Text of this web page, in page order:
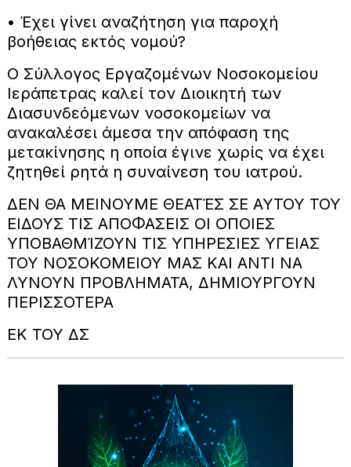
• Έχει γίνει αναζήτηση για παροχή
βοήθειας εκτός νομού?
Ο Σύλλογος Εργαζομένων Νοσοκομείου
Ιεράπετρας καλεί τον Διοικητή των
Διασυνδεόμενων νοσοκομείων να
ανακαλέσει άμεσα την απόφαση της
μετακίνησης η οποία έγινε χωρίς να έχει
ζητηθεί ρητά η συναίνεση του ιατρού.
ΔΕΝ ΘΑ ΜΕΙΝΟΥΜΕ ΘΕΑΤΈΣ ΣΕ ΑΥΤΟΥ ΤΟΥ
ΕΙΔΟΥΣ ΤΙΣ ΑΠΟΦΑΣΕΙΣ ΟΙ ΟΠΟΙΕΣ
ΥΠΟΒΑΘΜΊΖΟΥΝ ΤΙΣ ΥΠΗΡΕΣΙΕΣ ΥΓΕΙΑΣ
ΤΟΥ ΝΟΣΟΚΟΜΕΙΟΥ ΜΑΣ ΚΑΙ ΑΝΤΙ ΝΑ
ΛΥΝΟΥΝ ΠΡΟΒΛΗΜΑΤΑ, ΔΗΜΙΟΥΡΓΟΥΝ
ΠΕΡΙΣΣΟΤΕΡΑ
ΕΚ ΤΟΥ ΔΣ